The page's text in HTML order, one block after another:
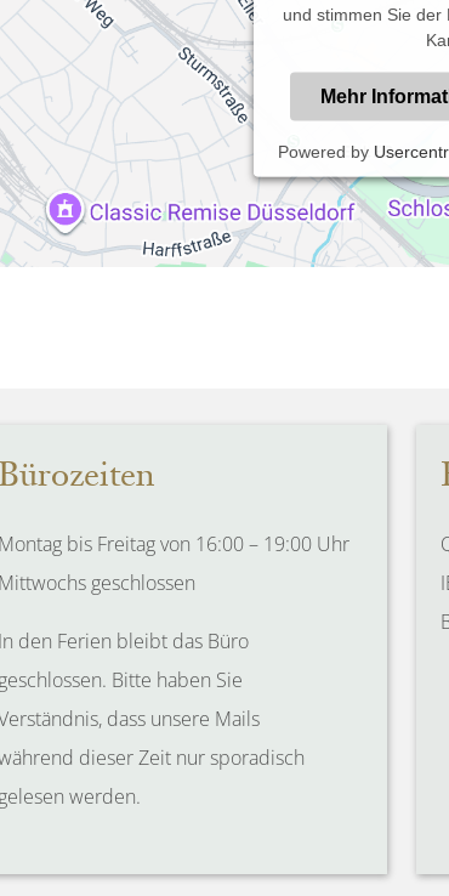
und stimmen Sie der
Mehr
Powered by
Bürozeiten
Montag bis Freitag von 16:00 – 19:00 Uhr
Mittwochs geschlossen
In den Ferien bleibt das Büro
geschlossen. Bitte haben Sie
dass unsere Mails
dieser Zeit nur sporadisch
gelesen werden.